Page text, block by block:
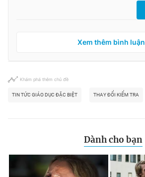
Xem thêm bình luận
Khám phá thêm chủ đề
TIN TỨC GIÁO DỤC ĐẶC BIỆT THAY ĐỔI KIỂM TRA